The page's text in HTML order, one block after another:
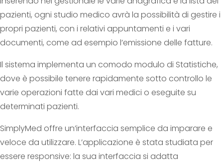
pazienti, ogni studio medico avrà la possibilità di gestire i
propri pazienti, con i relativi appuntamenti e i vari
documenti, come ad esempio l’emissione delle fatture.
Il sistema implementa un comodo modulo di Statistiche,
dove è possibile tenere rapidamente sotto controllo le
varie operazioni fatte dai vari medici o eseguite su
determinati pazienti.
SimplyMed offre un’interfaccia semplice da imparare e
veloce da utilizzare. L’applicazione è stata studiata per
essere responsive: la sua interfaccia si adatta